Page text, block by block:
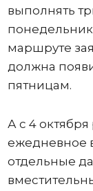
выполнять
маршруте
должна
пятницам.
А с 4
ежедневное
отдельные